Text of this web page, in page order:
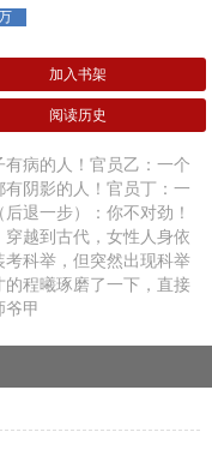
加入书架
阅读历史
病的人！官员乙：一个
阴影的人！官员丁：一
退一步）：你不对劲！
越到古代，女性人身依
科举，但突然出现科举
程曦琢磨了一下，直接
爷甲